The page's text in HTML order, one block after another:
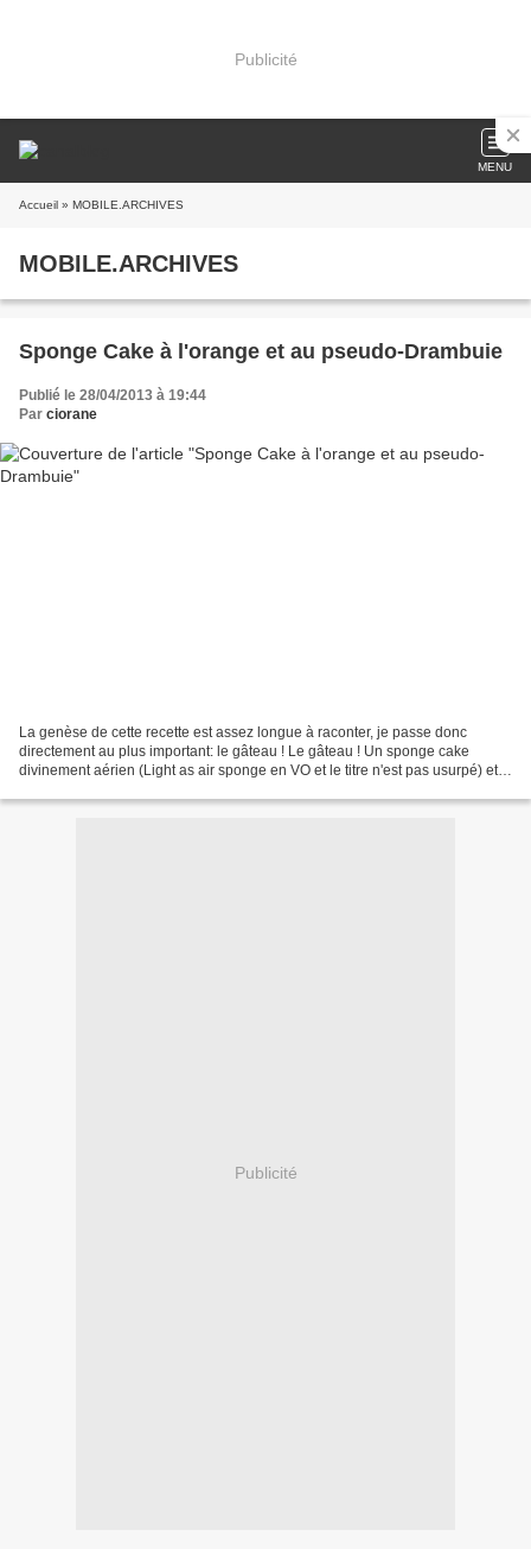
Publicité
MENU
Accueil » MOBILE.ARCHIVES
MOBILE.ARCHIVES
Sponge Cake à l'orange et au pseudo-Drambuie
Publié le 28/04/2013 à 19:44
Par ciorane
La genèse de cette recette est assez longue à raconter, je passe donc
directement au plus important: le gâteau ! Le gâteau ! Un sponge cake
divinement aérien (Light as air sponge en VO et le titre n'est pas usurpé) et,
Publicité